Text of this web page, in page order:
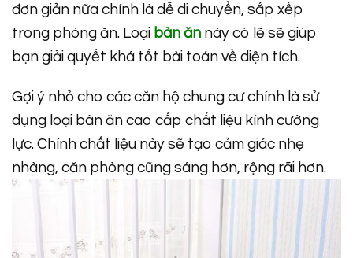
đơn giản nữa chính là dễ di chuyển, sắp xếp
trong phòng ăn. Loại bàn ăn này có lẽ sẽ giúp
bạn giải quyết khá tốt bài toán về diện tích.
Gợi ý nhỏ cho các căn hộ chung cư chính là sử
dụng loại bàn ăn cao cấp chất liệu kính cường
lực. Chính chất liệu này sẽ tạo cảm giác nhẹ
nhàng, căn phòng cũng sáng hơn, rộng rãi hơn.